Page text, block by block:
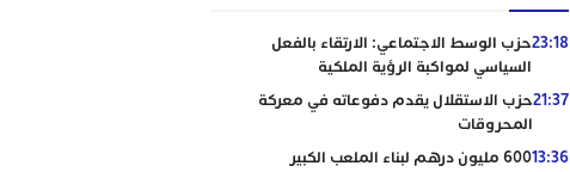
23:18حزب الوسط الاجتماعي: الارتقاء بالفعل
السياسي لمواكبة الرؤية الملكية
21:37حزب الاستقلال يقدم دفوعاته في معركة
المحروقات
13:36
600 مليون درهم لبناء الملعب الكبير